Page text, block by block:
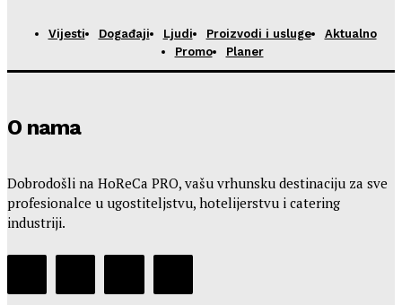
Vijesti Događaji Ljudi Proizvodi i usluge
Aktualno
Promo
Planer
O nama
Dobrodošli na HoReCa PRO, vašu vrhunsku destinaciju za sve
profesionalce u ugostiteljstvu, hotelijerstvu i catering
industriji.